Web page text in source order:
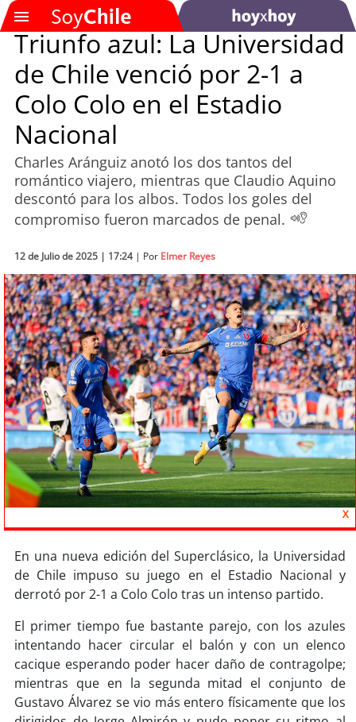
SOYTV
Podcast
Actualidad
Entretención
Economía
Deportes
Tecnología
Sostenibilidad
soychile
soyarica
soyiquique
soy antofagasta
soycopiapó
soy valparaíso
soyquillota
soysanantonio
Triunfo azul: La Universidad
de Chile venció por 2-1 a
Colo Colo en el Estadio
Nacional
Charles Aránguiz anotó los dos tantos del
romántico viajero, mientras que Claudio Aquino
descontó para los albos. Todos los goles del
compromiso fueron marcados de penal.
12 de Julio de 2025 | 17:24| Por Elmer Reyes
X
En una nueva edición del Superclásico, la Universidad
de Chile impuso su juego en el Estadio Nacional y
derrotó por 2-1 a Colo Colo tras un intenso partido.
El primer tiempo fue bastante parejo, con los azules
intentando hacer circular el balón y con un elenco
cacique esperando poder hacer daño de contragolpe;
mientras que en la segunda mitad el conjunto de
Gustavo Álvarez se vio más entero físicamente que los